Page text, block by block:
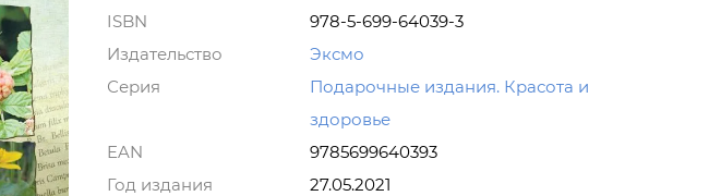
ISBN
978-5-699-64039-3
Издательство
Эксмо
Серия
Подарочные издания. Красота и
здоровье
EAN
9785699640393
Год издания
27.05.2021